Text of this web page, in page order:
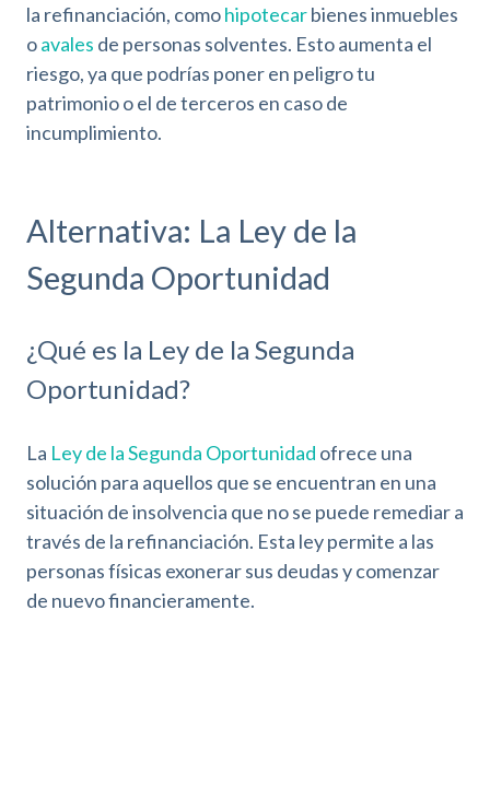
la refinanciación, comohipotecarbienes inmuebles
oavales de personas solventes. Esto aumenta el
riesgo, ya que podrías poner en peligro tu
patrimonio o el de terceros en caso de
incumplimiento.
Alternativa: La Ley de la
Segunda Oportunidad
¿Qué es la Ley de la Segunda
Oportunidad?
La Ley de la Segunda Oportunidad ofrece una
solución para aquellos que se encuentran en una
situación de insolvencia que no se puede remediar a
través de la refinanciación. Esta ley permite a las
personas físicas exonerar sus deudas y comenzar
de nuevo financieramente.